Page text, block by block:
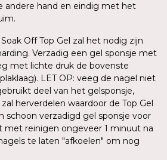
andere hand en eindig met het
Off Top Gel zal het nodig zijn
Verzadig een gel sponsje met
met lichte druk de bovenste
LET OP: veeg de nagel niet
deel van het gelsponsje,
herverdelen waardoor de Top Gel
schoon verzadigd gel sponsje voor
met reinigen ongeveer 1 minuut na
te laten "afkoelen" om nog